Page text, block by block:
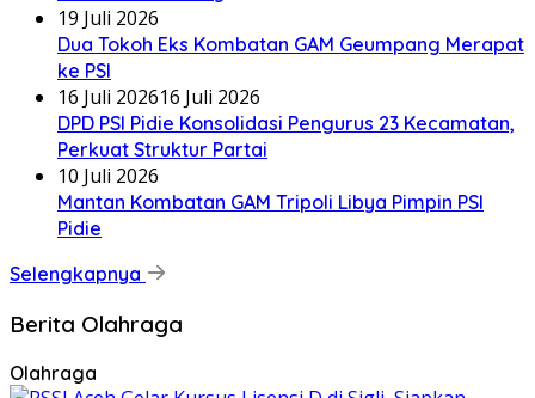
19 Juli 2026
Dua Tokoh Eks Kombatan GAM Geumpang Merapat
ke PSI
16 Juli 202616 Juli 2026
DPD PSI Pidie Konsolidasi Pengurus 23 Kecamatan,
Perkuat Struktur Partai
10 Juli 2026
Mantan Kombatan GAM Tripoli Libya Pimpin PSI
Pidie
Selengkapnya
Berita Olahraga
Olahraga